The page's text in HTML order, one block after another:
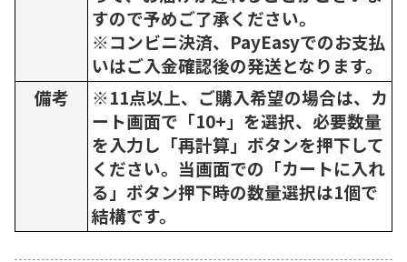
すので予めご了承ください。
※コンビニ決済、PayEasyでのお支払
いはご入金確認後の発送となります。
備考
※11点以上、ご購入希望の場合は、カ
ート画面で「10+」を選択、必要数量
を入力し「再計算」ボタンを押下して
ください。当画面での「カートに入れ
る」ボタン押下時の数量選択は1個で
結構です。